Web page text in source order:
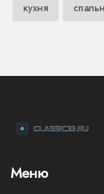
кухня
Меню